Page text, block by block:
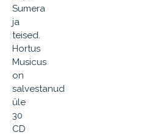
Sumera
ja
teised.
Hortus
Musicus
on
salvestanud
üle
30
CD